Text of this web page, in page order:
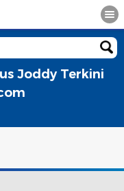
Joddy Terkini